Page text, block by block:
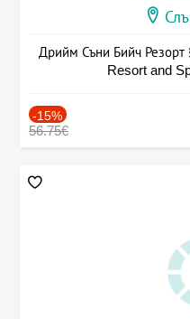
Дрийм Съни Бийч
Resort and
-15%
56.75€